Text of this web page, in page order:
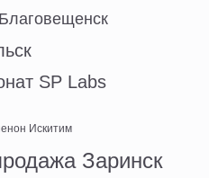
SP Labs
Искитим
Заринск